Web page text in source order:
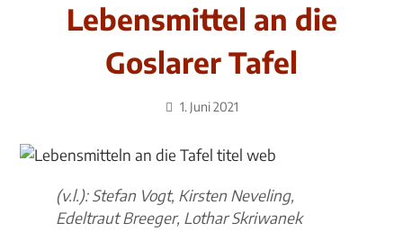
Lebensmittel an die
Goslarer Tafel
1. Juni 2021
(v.l.): Stefan Vogt, Kirsten Neveling,
Edeltraut Breeger, Lothar Skriwanek